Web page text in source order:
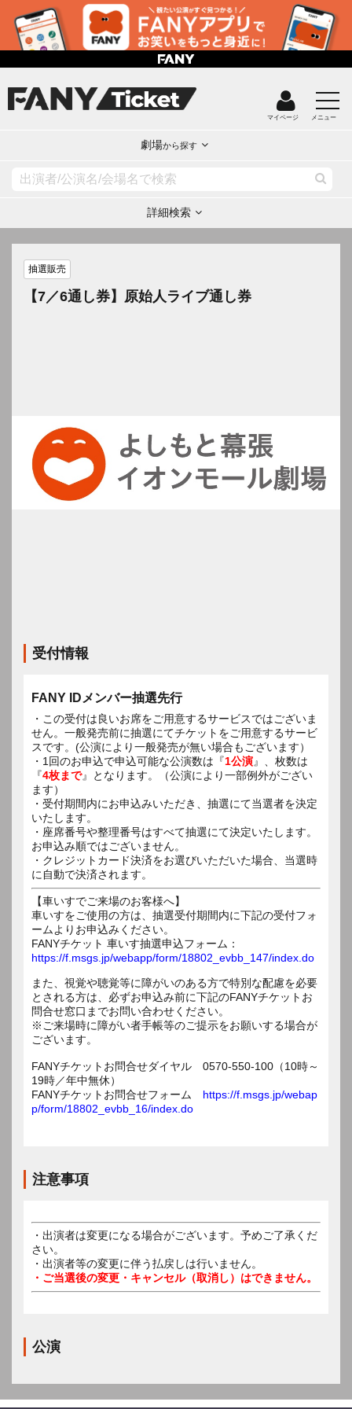
マイページ メニュー
劇場から探す
詳細検索
抽選販売
【7／6通し券】原始人ライブ通し券
受付情報
FANY IDメンバー抽選先行
・この受付は良いお席をご用意するサービスではございま
せん。一般発売前に抽選にてチケットをご用意するサービ
スです。(公演により一般発売が無い場合もございます）
・1回のお申込で申込可能な公演数は『1公演』、枚数は
『4枚まで』となります。（公演により一部例外がござい
ます）
・受付期間内にお申込みいただき、抽選にて当選者を決定
いたします。
・座席番号や整理番号はすべて抽選にて決定いたします。
お申込み順ではございません。
・クレジットカード決済をお選びいただいた場合、当選時
に自動で決済されます。
【車いすでご来場のお客様へ】
車いすをご使用の方は、抽選受付期間内に下記の受付フォ
ームよりお申込みください。
FANYチケット 車いす抽選申込フォーム：
https://f.msgs.jp/webapp/form/18802_evbb_147/index.do
また、視覚や聴覚等に障がいのある方で特別な配慮を必要
とされる方は、必ずお申込み前に下記のFANYチケットお
問合せ窓口までお問い合わせください。
※ご来場時に障がい者手帳等のご提示をお願いする場合が
ございます。
FANYチケットお問合せダイヤル 0570-550-100（10時～
19時／年中無休）
FANYチケットお問合せフォーム https://f.msgs.jp/webap
p/form/18802_evbb_16/index.do
注意事項
・出演者は変更になる場合がございます。予めご了承くだ
さい。
・出演者等の変更に伴う払戻しは行いません。
・ご当選後の変更・キャンセル（取消し）はできません。
公演